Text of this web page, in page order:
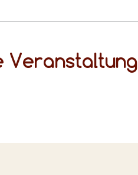
Veranstaltung